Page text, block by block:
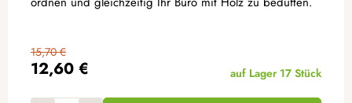
12,60 €
15,70 €
auf Lager 17 Stück